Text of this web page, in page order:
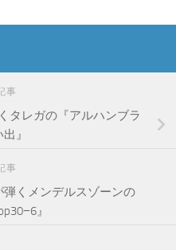
事
タレガの『アルハンブラ
』
事
弾くメンデルスゾーンの
』